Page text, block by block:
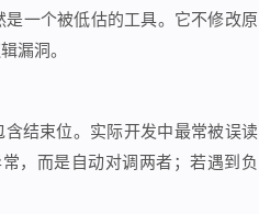
是一个被低估的工具。它不修改原
漏洞。
结束位。实际开发中最常被误读
，而是自动对调两者；若遇到负